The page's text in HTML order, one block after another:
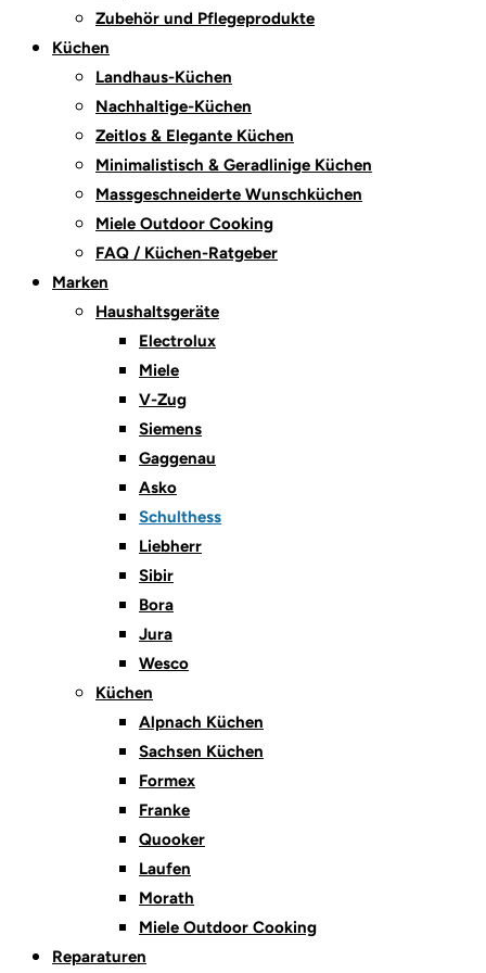
Zubehör und Pflegeprodukte
Küchen
Landhaus-Küchen
Nachhaltige-Küchen
Zeitlos & Elegante Küchen
Minimalistisch & Geradlinige Küchen
Massgeschneiderte Wunschküchen
Miele Outdoor Cooking
FAQ / Küchen-Ratgeber
Marken
Haushaltsgeräte
Electrolux
Miele
V-Zug
Siemens
Gaggenau
Asko
Schulthess
Liebherr
Sibir
Bora
Jura
Wesco
Küchen
Alpnach Küchen
Sachsen Küchen
Formex
Franke
Quooker
Laufen
Morath
Miele Outdoor Cooking
Reparaturen